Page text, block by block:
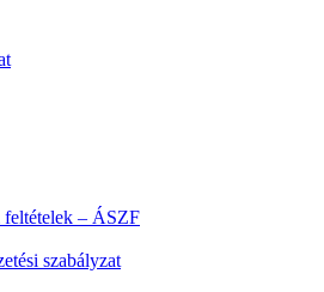
feltételek – ÁSZF
szabályzat